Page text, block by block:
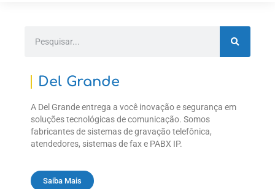
Del Grande
A Del Grande entrega a você inovação e segurança em
soluções tecnológicas de comunicação. Somos
fabricantes de sistemas de gravação telefônica,
atendedores, sistemas de fax e PABX IP.
Saiba Mais